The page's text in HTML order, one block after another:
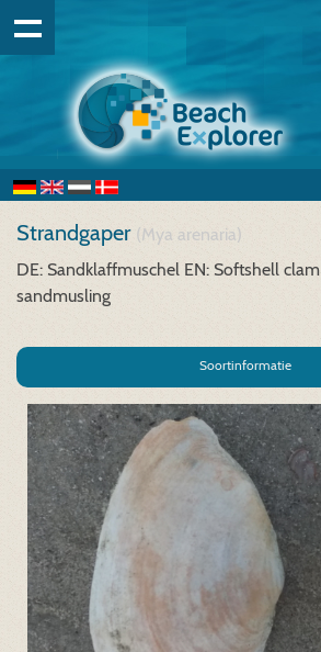
Strandgaper (Mya arenaria)
DE: Sandklaffmuschel EN: Softshell clam
sandmusling
Soortinformatie